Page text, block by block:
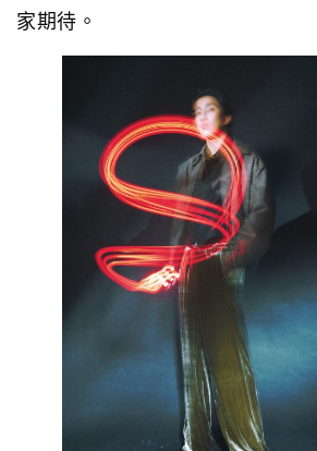
家期待。